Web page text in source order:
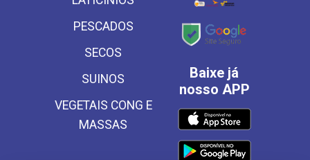
PESCADOS
SECOS
SUINOS
VEGETAIS CONG E
MASSAS
Baixe já
nosso APP